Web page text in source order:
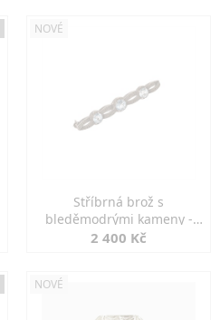
NOVÉ
Stříbrná brož s
bleděmodrými kameny -
jemná elegance
2 400 Kč
NOVÉ